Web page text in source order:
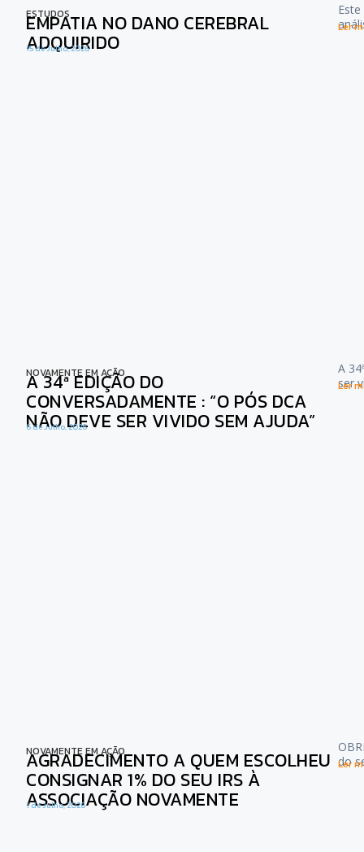
ESTUDOS
EMPATIA NO DANO CEREBRAL
ADQUIRIDO
15 de Julho, 2026
Ler
NOVAMENTE EM AÇÃO
A 34ª EDIÇÃO DO
CONVERSADAMENTE : “O PÓS DCA
NÃO DEVE SER VIVIDO SEM AJUDA”
6 de Julho, 2026
A
ser
Ler
NOVAMENTE EM AÇÃO
AGRADECIMENTO A QUEM ESCOLHEU
CONSIGNAR 1% DO SEU IRS À
ASSOCIAÇÃO NOVAMENTE
1 de Julho, 2026
do
Ler